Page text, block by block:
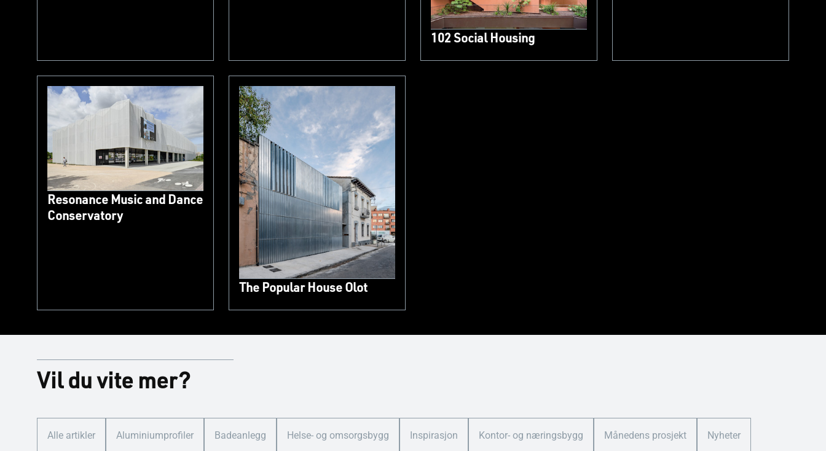
102 Social Housing
Resonance Music and Dance
Conservatory
The Popular House Olot
Vil du vite mer?
Alle artikler Aluminiumprofiler Badeanlegg Helse- og omsorgsbygg Inspirasjon Kontor- og næringsbygg Månedens prosjekt Nyheter